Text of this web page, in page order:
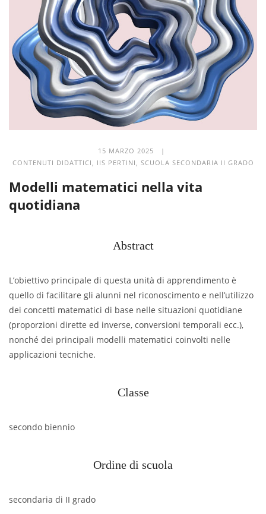
15 MARZO 2025 |
CONTENUTI DIDATTICI , IIS PERTINI , SCUOLA SECONDARIA II GRADO
Modelli matematici nella vita
quotidiana
Abstract
L’obiettivo principale di questa unità di apprendimento è
quello di facilitare gli alunni nel riconoscimento e nell’utilizzo
dei concetti matematici di base nelle situazioni quotidiane
(proporzioni dirette ed inverse, conversioni temporali ecc.),
nonché dei principali modelli matematici coinvolti nelle
applicazioni tecniche.
Classe
secondo biennio
Ordine di scuola
secondaria di II grado